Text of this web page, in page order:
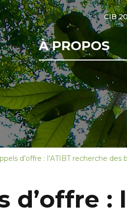
CIB
À PROPOS
d’offre : l’ATIBT recherche
d’offre :